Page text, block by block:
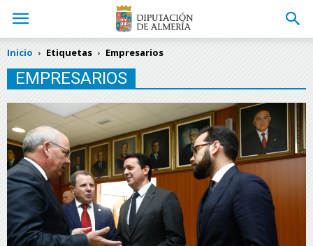
Inicio Etiquetas Empresarios
EMPRESARIOS